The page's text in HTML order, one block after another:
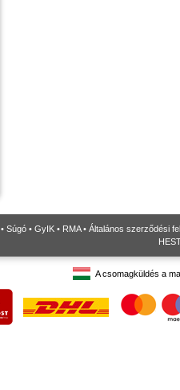
• Súgó • GyIK • RMA• Általános szerződési
A csomagküldés a